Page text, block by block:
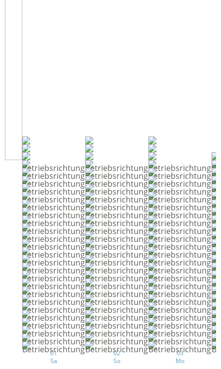
01
Sa
02
So
03
Mo